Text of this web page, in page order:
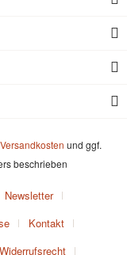
Versandkosten und ggf.
beschrieben
Newsletter
Kontakt
Widerrufsrecht